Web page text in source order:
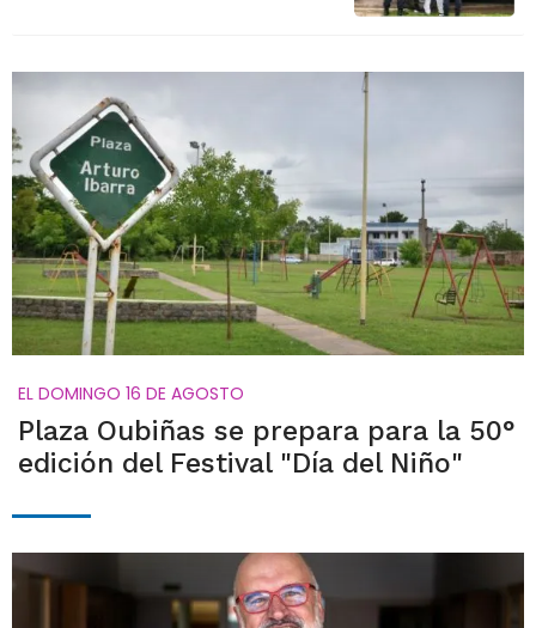
EL DOMINGO 16 DE AGOSTO
Plaza Oubiñas se prepara para la 50°
edición del Festival "Día del Niño"